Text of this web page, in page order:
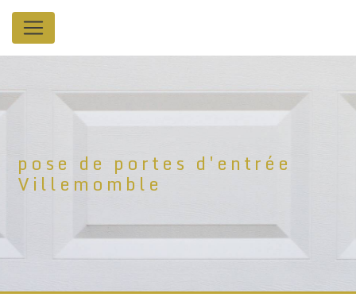
Panneau de gestion des cookies
pose de portes d'entrée
Villemomble